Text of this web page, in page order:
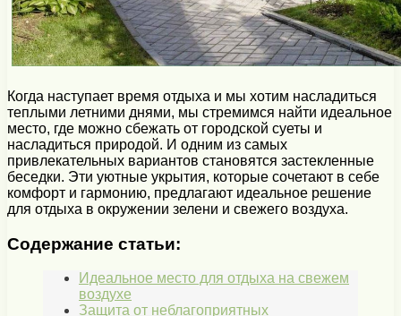
Когда наступает время отдыха и мы хотим насладиться
теплыми летними днями, мы стремимся найти идеальное
место, где можно сбежать от городской суеты и
насладиться природой. И одним из самых
привлекательных вариантов становятся застекленные
беседки. Эти уютные укрытия, которые сочетают в себе
комфорт и гармонию, предлагают идеальное решение
для отдыха в окружении зелени и свежего воздуха.
Содержание статьи:
Идеальное место для отдыха на свежем
воздухе
Защита от неблагоприятных